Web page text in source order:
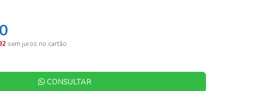
sem juros no cartão
CONSULTAR